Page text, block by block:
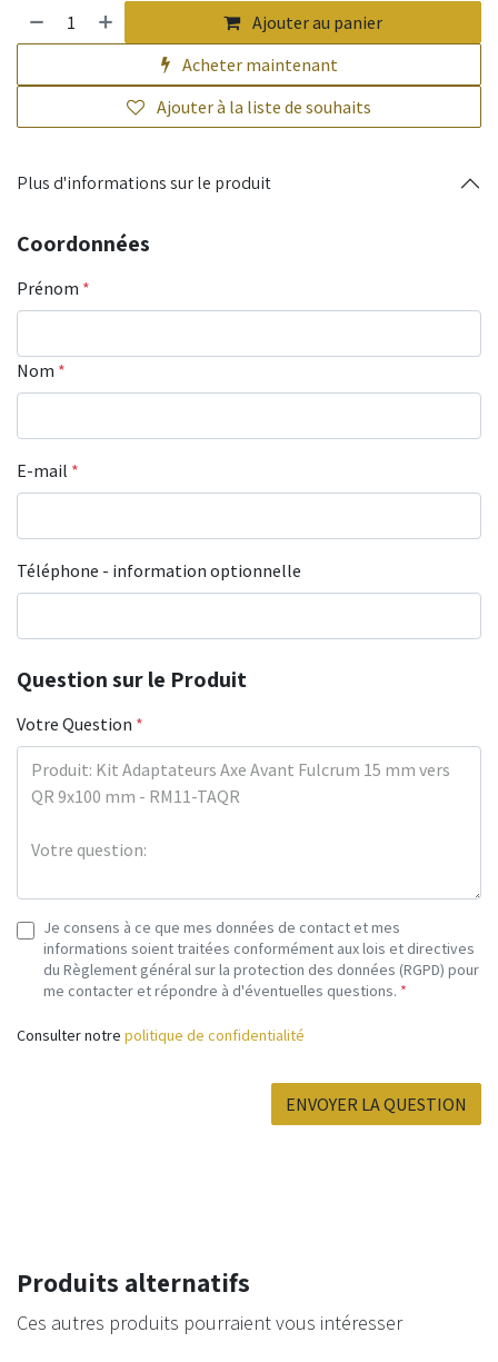
Ajouter au panier
Acheter maintenant
Ajouter à la liste de souhaits
Plus d'informations sur le produit
Coordonnées
Prénom *
Nom *
E-mail *
Téléphone - information optionnelle
Question sur le Produit
Votre Question *
Je consens à ce que mes données de contact et mes
informations soient traitées conformément aux lois et directives
du Règlement général sur la protection des données (RGPD) pour
me contacter et répondre à d'éventuelles questions. *
Consulter notre politique de confidentialité
ENVOYER LA QUESTION
Produits alternatifs
Ces autres produits pourraient vous intéresser